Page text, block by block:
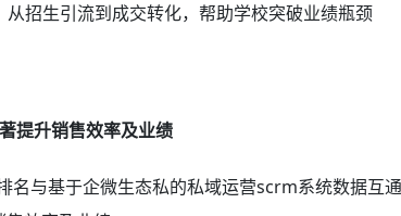
从招生引流到成交转化，帮助学校突破业绩瓶颈
提升销售效率及业绩
名与基于企微生态私的私域运营scrm系统数据互